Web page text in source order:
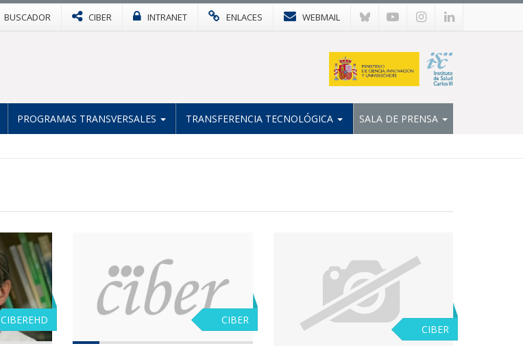
BUSCADOR CIBER INTRANET ENLACES WEBMAIL
PROGRAMAS TRANSVERSALES TRANSFERENCIA TECNOLÓGICA SALA DE PRENSA
CIBEREHD CIBER
CIBER